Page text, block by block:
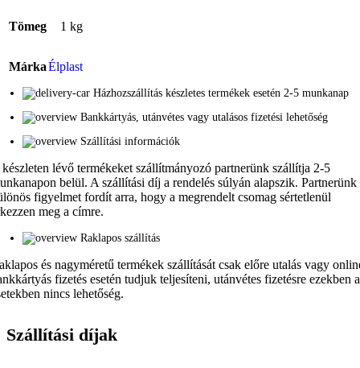
Tömeg 1 kg
MárkaÉlplast
Házhozszállítás készletes termékek esetén 2-5 munkanap
Bankkártyás, utánvétes vagy utalásos fizetési lehetőség
Szállítási információk
lévő termékeket szállítmányozó partnerünk szállítja 2-5
belül. A szállítási díj a rendelés súlyán alapszik. Partnerünk
figyelmet fordít arra, hogy a megrendelt csomag sértetlenül
meg a címre.
Raklapos szállítás
és nagyméretű termékek szállítását csak előre utalás vagy
fizetés esetén tudjuk teljesíteni, utánvétes fizetésre ezekben
nincs lehetőség.
Szállítási díjak